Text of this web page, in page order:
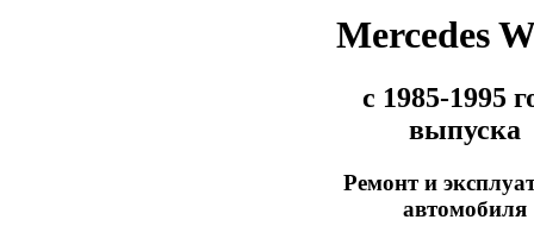
Mercedes
с 1985-1995
выпуска
Ремонт и
автомобиля